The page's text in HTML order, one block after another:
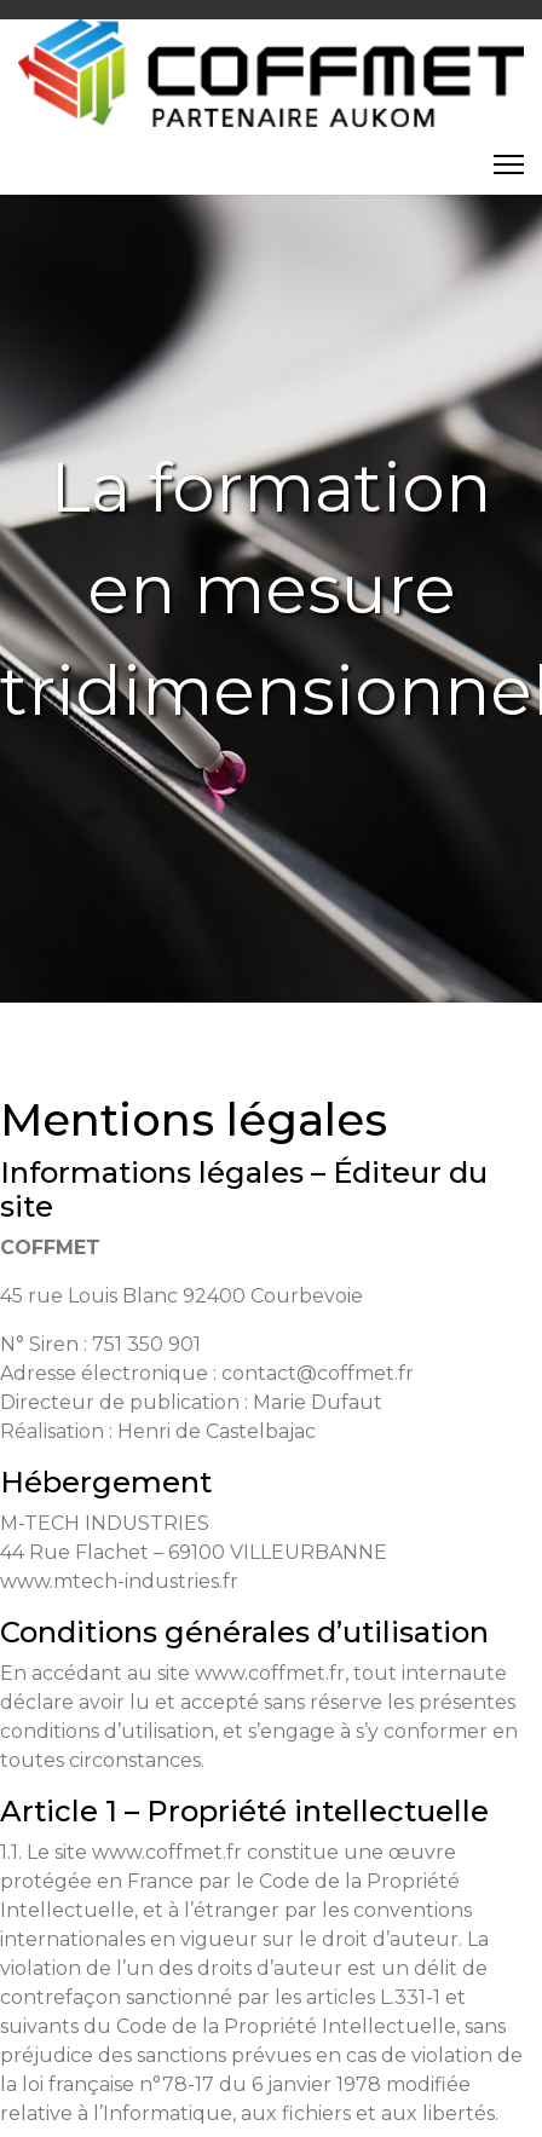
La formation
en mesure
Mentions légales
Informations légales – Éditeur du
site
COFFMET
45 rue Louis Blanc 92400 Courbevoie
N° Siren : 751 350 901
Adresse électronique : contact@coffmet.fr
Directeur de publication : Marie Dufaut
Réalisation : Henri de Castelbajac
Hébergement
M-TECH INDUSTRIES
44 Rue Flachet – 69100 VILLEURBANNE
www.mtech-industries.fr
Conditions générales d’utilisation
En accédant au site www.coffmet.fr, tout internaute
déclare avoir lu et accepté sans réserve les présentes
conditions d’utilisation, et s’engage à s’y conformer en
toutes circonstances.
Article 1 – Propriété intellectuelle
1.1. Le site www.coffmet.fr constitue une œuvre
protégée en France par le Code de la Propriété
Intellectuelle, et à l’étranger par les conventions
internationales en vigueur sur le droit d’auteur. La
violation de l’un des droits d’auteur est un délit de
contrefaçon sanctionné par les articles L.331-1 et
suivants du Code de la Propriété Intellectuelle, sans
préjudice des sanctions prévues en cas de violation de
la loi française n°78-17 du 6 janvier 1978 modifiée
relative à l’Informatique, aux fichiers et aux libertés.